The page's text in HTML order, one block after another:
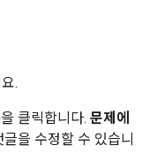
.
클릭합니다. 문제에
을 수정할 수 있습니